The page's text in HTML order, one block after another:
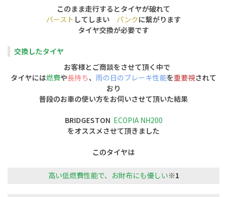
このまま走行するとタイヤが破れて
バースト してしまい パンクに繋がります
タイヤ交換が必要です
交換したタイヤ
お客様とご商談をさせて頂く中で
タイヤには燃費や長持ち、 雨の日のブレーキ性能を重要視されて
おり
普段のお車の使い方をお伺いさせて頂いた結果
BRIDGESTON ECOPIA NH200
をオススメさせて頂きました
このタイヤは
高い低燃費性能で、 お財布にも優しい※1